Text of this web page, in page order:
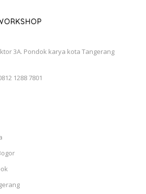
3A. Pondok karya kota Tangerang
1288 7801